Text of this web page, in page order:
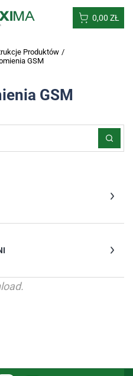
0,00 ZŁ
Produktów /
GSM
GSM